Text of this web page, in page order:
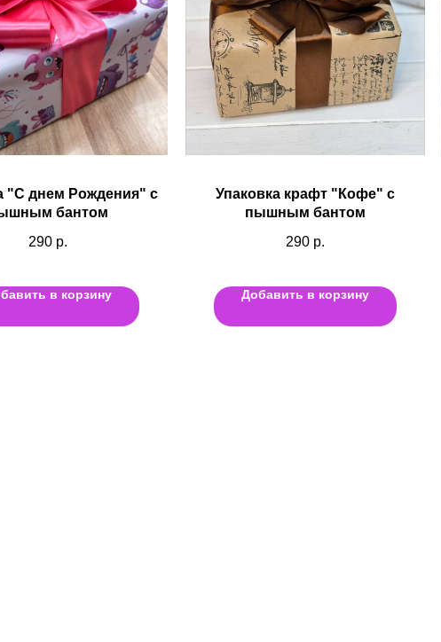
"С днем Рождения" с
бантом
290 р.
в корзину
Упаковка крафт "Кофе" с
пышным бантом
290 р.
Добавить в корзину